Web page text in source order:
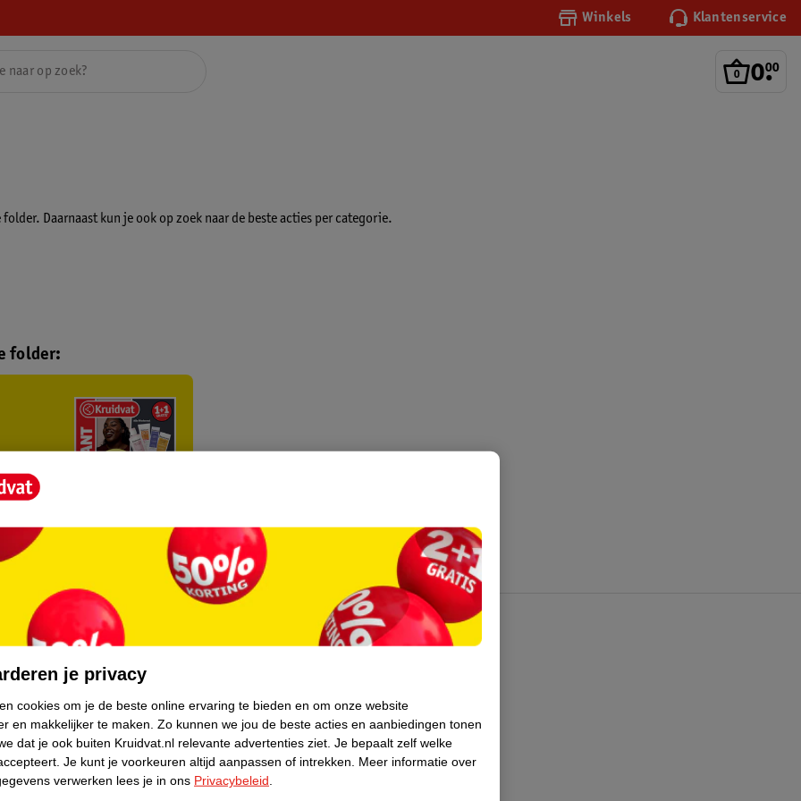
Winkels Klantenservice
0.
00
Daarnaast kun je ook op zoek naar de beste acties per categorie.
folder:
Over Kruidvat
Pers
Winkelformule
Bedrijfsgegevens
je privacy
cookies om je de beste online ervaring te bieden en om onze website
en makkelijker te maken. Zo kunnen we jou de beste acties en aanbiedingen tonen
dat je ook buiten Kruidvat.nl relevante advertenties ziet. Je bepaalt zelf welke
Je kunt je voorkeuren altijd aanpassen of intrekken.
Meer informatie over
verwerken lees je in ons Privacybeleid